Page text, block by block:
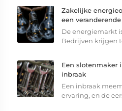
Zakelijke
een
De energiemarkt
Bedrijven krijgen
Een slotenmaker
inbraak
Een inbraak
ervaring, en de